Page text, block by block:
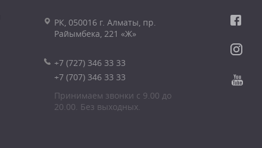
РК, 050016 г. Алматы, пр.
Райымбека, 221 «Ж»
+7 (727) 346 33 33
+7 (707) 346 33 33
Принимаем звонки с 9.00 до
20.00. Без выходных.